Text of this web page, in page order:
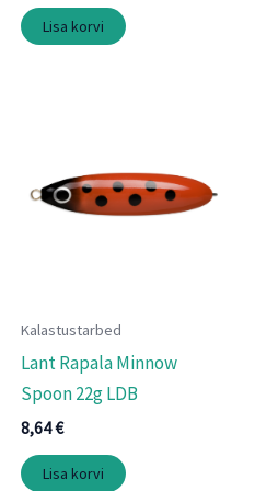
Lisa korvi
Kalastustarbed
Lant Rapala Minnow
Spoon 22g LDB
8,64€
Lisa korvi